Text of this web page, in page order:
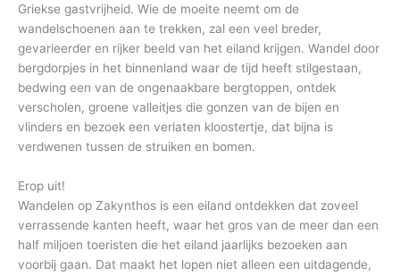
Griekse gastvrijheid. Wie de moeite neemt om de
wandelschoenen aan te trekken, zal een veel breder,
gevarieerder en rijker beeld van het eiland krijgen. Wandel door
bergdorpjes in het binnenland waar de tijd heeft stilgestaan,
bedwing een van de ongenaakbare bergtoppen, ontdek
verscholen, groene valleitjes die gonzen van de bijen en
vlinders en bezoek een verlaten kloostertje, dat bijna is
verdwenen tussen de struiken en bomen.
Erop uit!
Wandelen op Zakynthos is een eiland ontdekken dat zoveel
verrassende kanten heeft, waar het gros van de meer dan een
half miljoen toeristen die het eiland jaarlijks bezoeken aan
voorbij gaan. Dat maakt het lopen niet alleen een uitdagende,